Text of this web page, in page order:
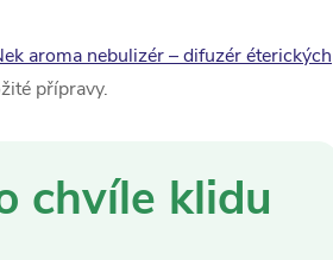
aroma nebulizér – difuzér éterických
přípravy.
chvíle klidu